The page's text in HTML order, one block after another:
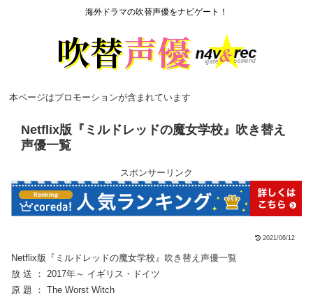
海外ドラマの吹替声優をナビゲート！
本ページはプロモーションが含まれています
Netflix版『ミルドレッドの魔女学校』吹き替え
声優一覧
スポンサーリンク
2021/06/12
Netflix版『ミルドレッドの魔女学校』吹き替え声優一覧
放 送 ： 2017年～ イギリス・ドイツ
原 題 ： The Worst Witch